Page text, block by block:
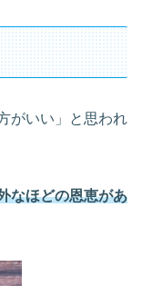
がいい」と思われ
なほどの恩恵があ